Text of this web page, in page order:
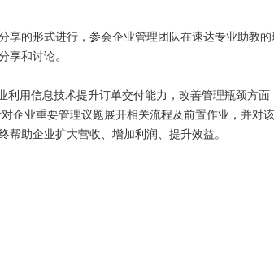
形式进行，参会企业管理团队在速达专业助教
享和讨论。
信息技术提升订单交付能力，改善管理瓶颈方
企业重要管理议题展开相关流程及前置作业，并
助企业扩大营收、增加利润、提升效益。